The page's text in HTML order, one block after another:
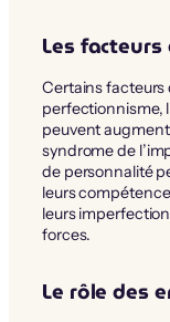
Les
Certains facteurs
perfectionnisme,
peuvent
syndrome de
de personnalité
leurs
leurs
forces.
Le rôle des